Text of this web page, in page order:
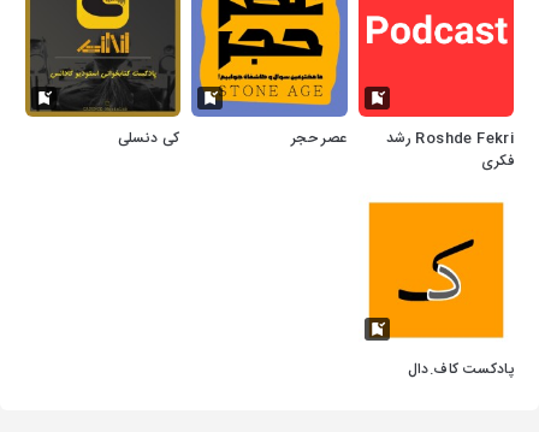
Roshde Fekri رشد
فکری
عصر حجر کی دنسلی
پادکست کاف.دال